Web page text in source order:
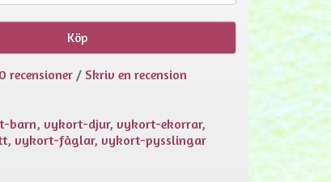
Köp
0 recensioner / Skriv en recension
barn, vykort-djur, vykort-ekorrar,
, vykort-fåglar, vykort-pysslingar